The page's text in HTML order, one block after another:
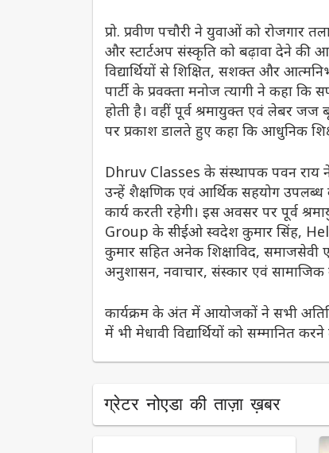
प्रो. प्रवीण पचौरी ने युवाओं को
और स्टार्टअप संस्कृति को बढ़ावा देने की
विद्यार्थियों से शिक्षित, सशक्त और
पार्टी के प्रवक्ता मनोज त्यागी ने कहा
होती है। वहीं पूर्व श्रमायुक्त एवं लेबर जज
पर प्रकाश डालते हुए कहा कि आधुनिक
Dhruv Classes के संस्थापक पवन राय ने
उन्हें शैक्षणिक एवं आर्थिक सहयोग उपलब्ध
कार्य करती रहेगी। इस अवसर पर पूर्व
Group के सीईओ स्वदेश कुमार सिंह,
कुमार सहित अनेक शिक्षाविद, समाजसेवी
अनुशासन, नवाचार, संस्कार एवं
कार्यक्रम के अंत में आयोजकों ने सभी
में भी मेधावी विद्यार्थियों को सम्मानित
ग्रेटर नोएडा की ताज़ा ख़बर